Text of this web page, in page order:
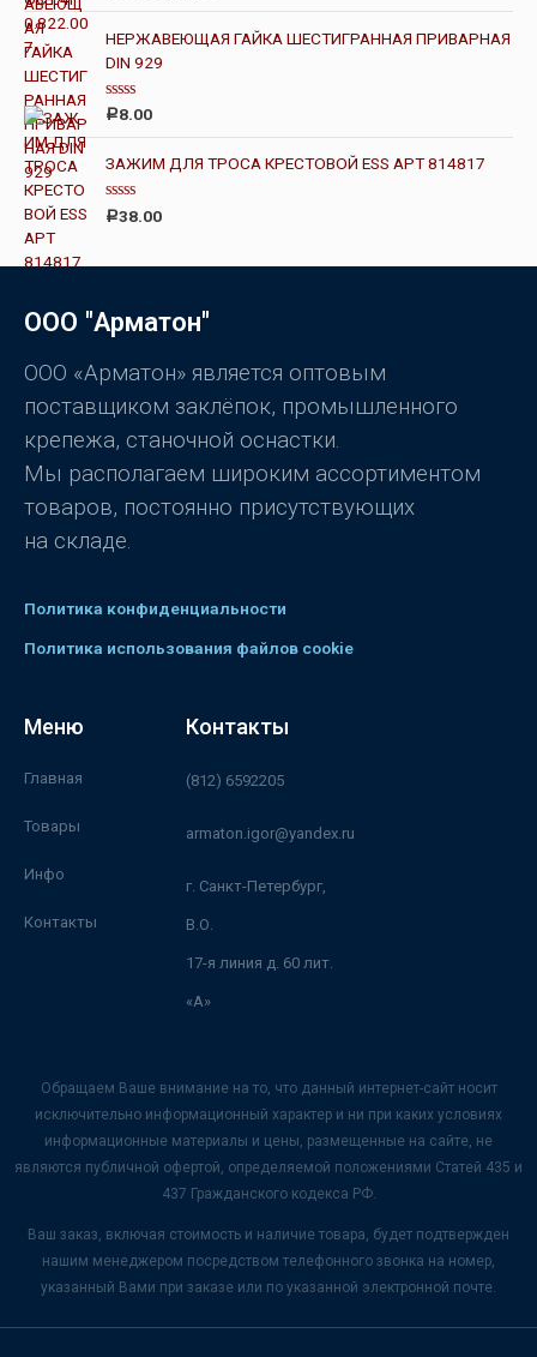
НЕРЖАВЕЮЩАЯ ГАЙКА ШЕСТИГРАННАЯ ПРИВАРНАЯ
DIN 929
О
е
н
к
а
0
и
Р8.00
ЗАЖИМ ДЛЯ ТРОСА КРЕСТОВОЙ ESS АРТ 814817
О
и
з
Р38.00
ООО "Арматон"
ООО «Арматон» является оптовым
поставщиком заклёпок, промышленного
крепежа, станочной оснастки.
Мы располагаем широким ассортиментом
товаров, постоянно присутствующих
на складе.
Политика конфиденциальности
Политика использования файлов cookie
Меню
Главная
Товары
Инфо
Контакты
Контакты
(812) 6592205
armaton.igor@yandex.ru
г. Санкт-Петербург,
В.О.
17-я линия д. 60 лит.
«А»
Обращаем Ваше внимание на то, что данный интернет-сайт носит
исключительно информационный характер и ни при каких условиях
информационные материалы и цены, размещенные на сайте, не
являются публичной офертой, определяемой положениями Статей 435 и
437 Гражданского кодекса РФ.
Ваш заказ, включая стоимость и наличие товара, будет подтвержден
нашим менеджером посредством телефонного звонка на номер,
указанный Вами при заказе или по указанной электронной почте.